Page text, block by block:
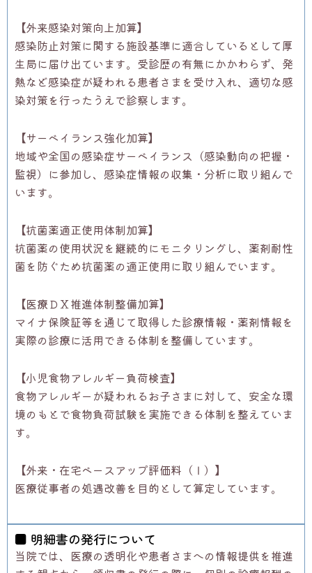
【外来感染対策向上加算】
感染防止対策に関する施設基準に適合しているとして厚
生局に届け出ています。受診歴の有無にかかわらず、 発
熱など感染症が疑われる患者さまを受け入れ、 適切な感
染対策を行ったうえで診察します。
【サーベイランス強化加算】
地域や全国の感染症サーベイランス（感染動向の把握・
監視） に参加し、感染症情報の収集・分析に取り組んで
います。
【抗菌薬適正使用体制加算】
抗菌薬の使用状況を継続的にモニタリングし、 薬剤耐性
菌を防ぐため抗菌薬の適正使用に取り組んでいます。
【医療ＤＸ推進体制整備加算】
マイナ保険証等を通じて取得した診療情報・ 薬剤情報を
実際の診療に活用できる体制を整備しています。
【小児食物アレルギー負荷検査】
食物アレルギーが疑われるお子さまに対して、 安全な環
境のもとで食物負荷試験を実施できる体制を整えていま
す。
【外来・在宅ベースアップ評価料（Ⅰ）】
医療従事者の処遇改善を目的として算定しています。
■ 明細書の発行について
当院では、 医療の透明化や患者さまへの情報提供を推進